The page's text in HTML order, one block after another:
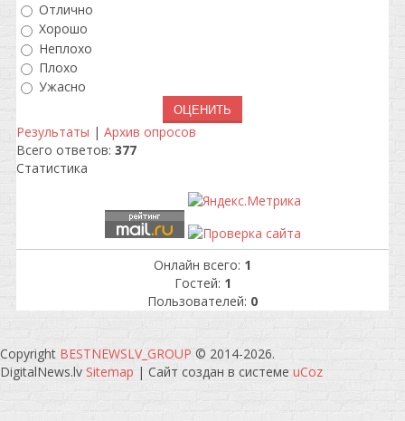
Отлично
Хорошо
Неплохо
Плохо
Ужасно
Результаты | Архив опросов
Всего ответов: 377
Статистика
Онлайн всего: 1
Гостей: 1
Пользователей: 0
Copyright BESTNEWSLV_GROUP © 2014-2026.
DigitalNews.lv Sitemap | Сайт создан в системе uCoz